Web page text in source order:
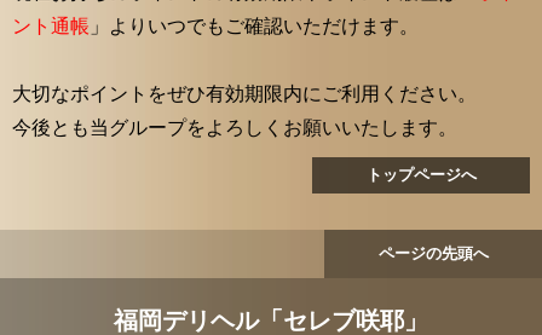
ント通帳 」よりいつでもご確認いただけます。
大切なポイントをぜひ有効期限内にご利用ください。
今後とも当グループをよろしくお願いいたします。
トップページへ
ページの先頭へ
福岡デリヘル「セレブ咲耶」